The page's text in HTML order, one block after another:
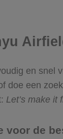
en snel
een
Let’s make it
de